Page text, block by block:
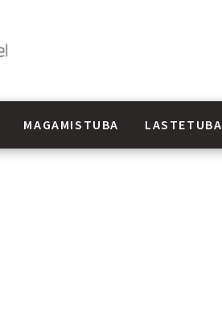
MAGAMISTUBA LASTETUBA